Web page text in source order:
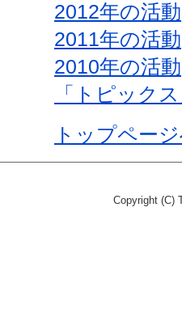
2012年の活動
2011年の活動
2010年の活動
「トピック
トップペー
Copyright (C)